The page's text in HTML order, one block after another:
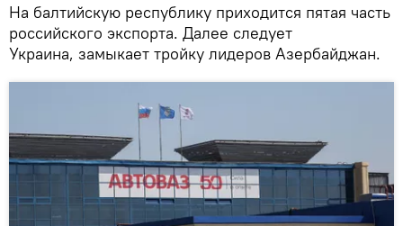
На балтийскую республику приходится пятая часть
российского экспорта. Далее следует
Украина, замыкает тройку лидеров Азербайджан.